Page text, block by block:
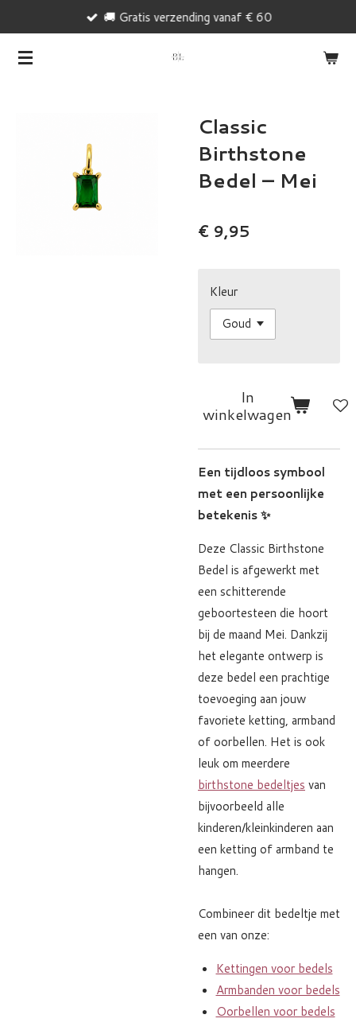
naar
🚚 Gratis verzending vanaf € 60
Classic
Birthstone
Bedel – Mei
€ 9,95
Kleur
In
winkelwagen
Een tijdloos symbool
met een persoonlijke
betekenis ✨
Deze Classic Birthstone
Bedel is afgewerkt met
een schitterende
geboortesteen die hoort
bij de maand Mei. Dankzij
het elegante ontwerp is
deze bedel een prachtige
toevoeging aan jouw
favoriete ketting, armband
of oorbellen. Het is ook
leuk om meerdere
birthstone bedeltjes van
bijvoorbeeld alle
kinderen/kleinkinderen aan
een ketting of armband te
hangen.
Combineer dit bedeltje met
een van onze:
Kettingen voor bedels
Armbanden voor bedels
Oorbellen voor bedels